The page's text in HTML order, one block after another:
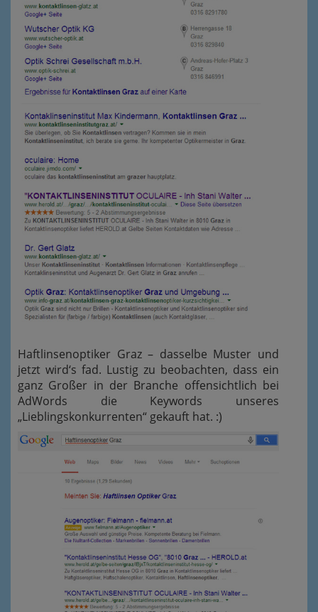
Haftlinsenoptiker Graz – dasselbe Muster und
jetzt wird‘s fad. Lustig zu beobachten, dass ein
ganz Großer in der Branche offensichtlich bei
AdWords die Keywords unseres
„Lieblingskonkurrenten“ gekauft hat. :)